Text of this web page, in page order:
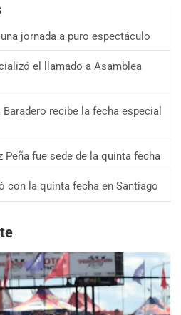
jornada a puro espectáculo
el llamado a Asamblea
Baradero recibe la fecha especial
Peña fue sede de la quinta fecha
con la quinta fecha en Santiago